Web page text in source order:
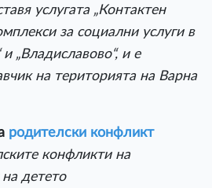
услугата „Контактен
за социални услуги в
„Владиславово“, и е
на територията на Варна
родителски конфликт
конфликти на
детето